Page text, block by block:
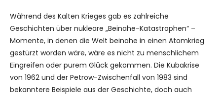
Während des Kalten Krieges gab es zahlreiche
Geschichten über nukleare „Beinahe-Katastrophen“ –
Momente, in denen die Welt beinahe in einen Atomkrieg
gestürzt worden wäre, wäre es nicht zu menschlichem
Eingreifen oder purem Glück gekommen. Die Kubakrise
von 1962 und der Petrow-Zwischenfall von 1983 sind
bekanntere Beispiele aus der Geschichte, doch auch